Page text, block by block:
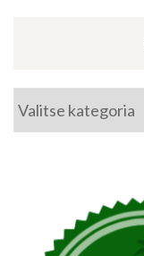
Kategoriat